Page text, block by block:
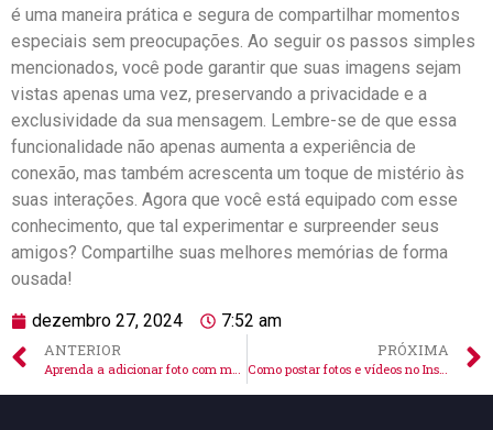
é uma maneira prática e segura de compartilhar momentos
especiais sem⁢ preocupações. Ao seguir os passos simples
mencionados, você pode garantir que suas imagens sejam
vistas apenas uma vez, preservando a privacidade ‍e a
⁣exclusividade da sua mensagem. Lembre-se ⁢de que‌ essa
funcionalidade‌ não apenas aumenta ‍a⁤ experiência de
⁤conexão, ⁢mas também acrescenta um toque de mistério às‌
suas interações.​ Agora que você está equipado com esse
conhecimento, que ​tal⁢ experimentar ⁢e ⁣surpreender seus
amigos? Compartilhe suas⁣ melhores memórias ⁣de forma‍
ousada!
dezembro 27, 2024 7:52 am
ANTERIOR PRÓXIMA
Como postar fotos e vídeos no Instagram pelo PC de forma simples